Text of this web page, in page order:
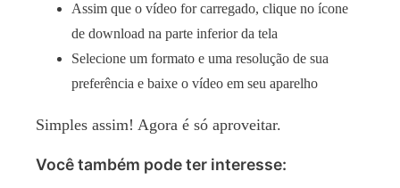
Assim que o vídeo for carregado, clique no ícone
de download na parte inferior da tela
Selecione um formato e uma resolução de sua
preferência e baixe o vídeo em seu aparelho
Simples assim! Agora é só aproveitar.
Você também pode ter interesse: